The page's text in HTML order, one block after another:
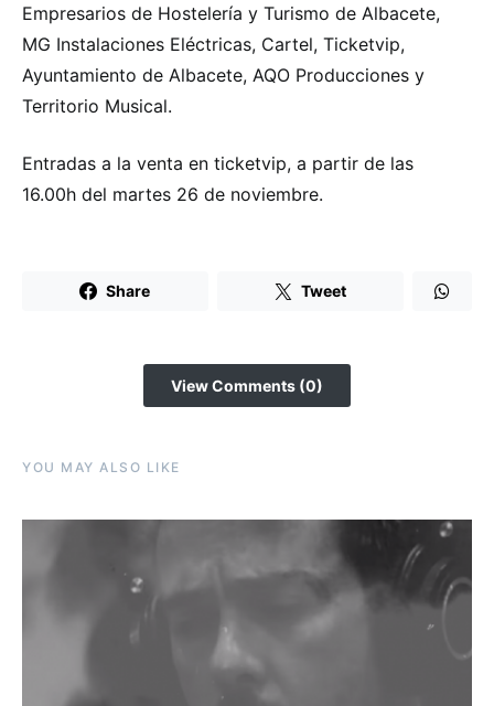
Empresarios de Hostelería y Turismo de Albacete,
MG Instalaciones Eléctricas, Cartel, Ticketvip,
Ayuntamiento de Albacete, AQO Producciones y
Territorio Musical.
Entradas a la venta en ticketvip, a partir de las
16.00h del martes 26 de noviembre.
Share Tweet
View Comments (0)
YOU MAY ALSO LIKE